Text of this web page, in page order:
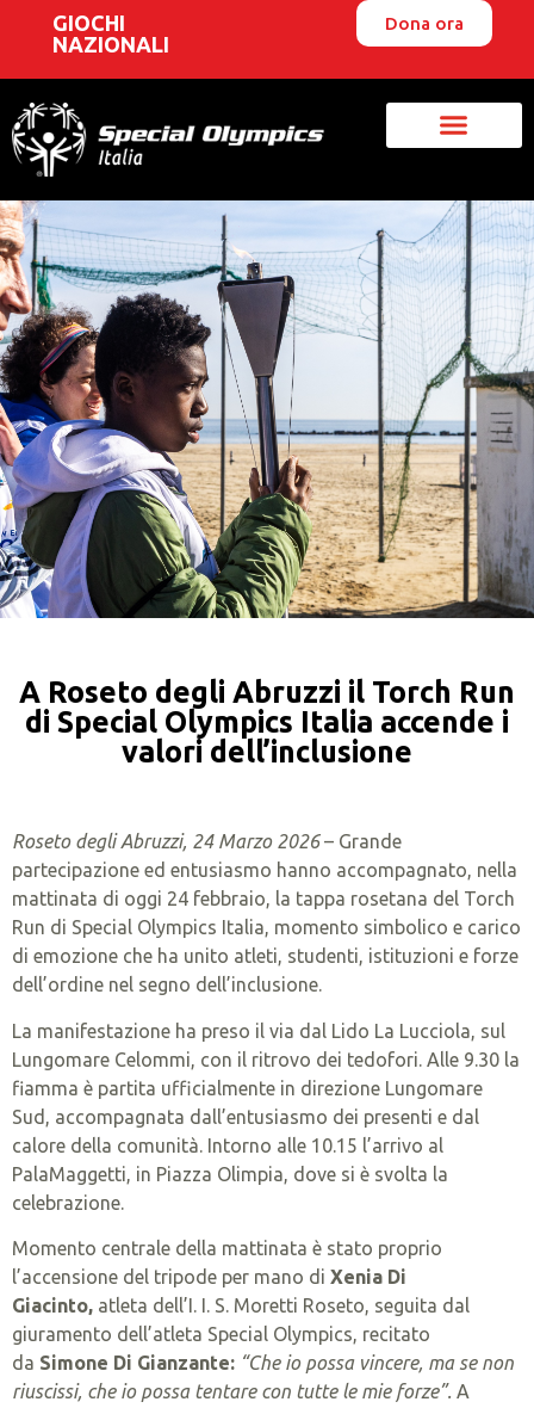
GIOCHI
NAZIONALI
Dona ora
A Roseto degli Abruzzi il Torch Run
di Special Olympics Italia accende i
valori dell’inclusione
Roseto degli Abruzzi, 24 Marzo 2026– Grande
partecipazione ed entusiasmo hanno accompagnato, nella
mattinata di oggi 24 febbraio, la tappa rosetana del Torch
Run di Special Olympics Italia, momento simbolico e carico
di emozione che ha unito atleti, studenti, istituzioni e forze
dell’ordine nel segno dell’inclusione.
La manifestazione ha preso il via dal Lido La Lucciola, sul
Lungomare Celommi, con il ritrovo dei tedofori. Alle 9.30 la
fiamma è partita ufficialmente in direzione Lungomare
Sud, accompagnata dall’entusiasmo dei presenti e dal
calore della comunità. Intorno alle 10.15 l’arrivo al
PalaMaggetti, in Piazza Olimpia, dove si è svolta la
celebrazione.
Momento centrale della mattinata è stato proprio
l’accensione del tripode per mano di Xenia Di
Giacinto, atleta dell’I. I. S. Moretti Roseto, seguita dal
giuramento dell’atleta Special Olympics, recitato
da Simone Di Gianzante: “Che io possa vincere, ma se non
riuscissi, che io possa tentare con tutte le mie forze”. A